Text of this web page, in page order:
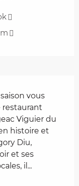
vous
restaurant
Viguier du
histoire et
Diu,
et ses
il...